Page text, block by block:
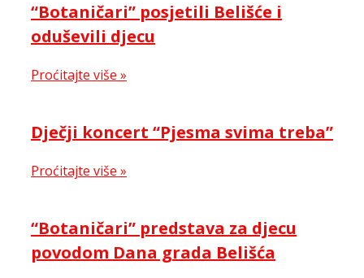
“Botaničari” posjetili Belišće i
oduševili djecu
Proćitajte više »
Dječji koncert “Pjesma svima treba”
Proćitajte više »
“Botaničari” predstava za djecu
povodom Dana grada Belišća